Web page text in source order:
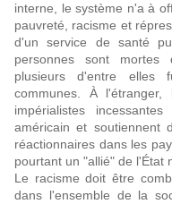
interne, le système n'a à
pauvreté, racisme et
d'un service de santé
personnes sont mortes
plusieurs d'entre elles
communes. À
impérialistes
américain et soutiennent
réactionnaires dans les
pourtant un "allié" de l'État
Le racisme doit être
dans l'ensemble de la